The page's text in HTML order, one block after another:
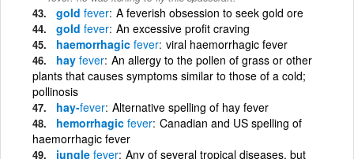
gold fever A feverish obsession to seek gold ore
gold fever An excessive profit craving
haemorrhagic fever viral haemorrhagic fever
hay fever An allergy to the pollen of grass or other
plants that causes symptoms similar to those of a cold;
pollinosis
hay-fever Alternative spelling of hay fever
hemorrhagic fever Canadian and US spelling of
haemorrhagic fever
jungle fever Any of several tropical diseases, but